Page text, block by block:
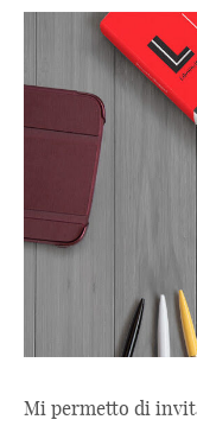
Mi permetto di